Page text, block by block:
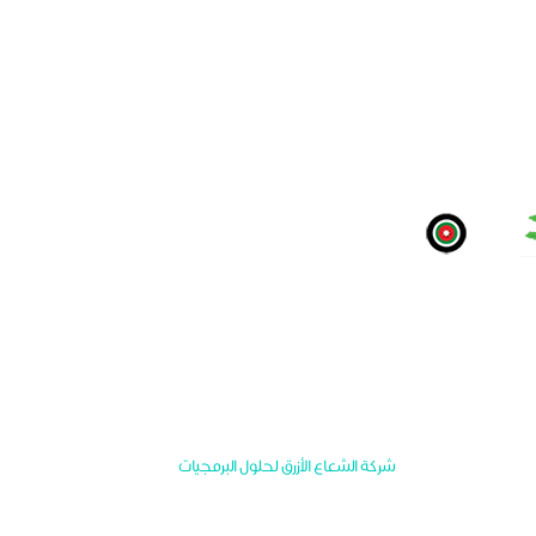
شركة الشعاع الأزرق لحلول البرمجيات